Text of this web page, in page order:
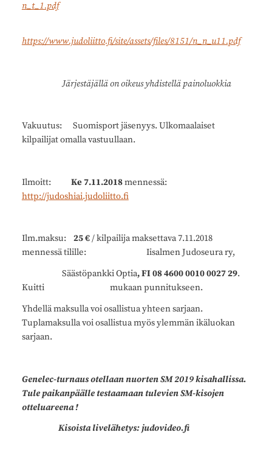
n_t_1.pdf
https://www.judoliitto.fi/site/assets/files/8151/n_n_u11.pdf
Järjestäjällä on oikeus yhdistellä painoluokkia
Vakuutus: Suomisport jäsenyys. Ulkomaalaiset
kilpailijat omalla vastuullaan.
Ilmoitt: Ke 7.11.2018mennessä:
http://judoshiai.judoliitto.fi
Ilm.maksu: 25 €/ kilpailija maksettava 7.11.2018
mennessä tilille: Iisalmen Judoseura ry,
Säästöpankki Optia, FI 08 4600 0010 0027 29.
Kuitti mukaan punnitukseen.
Yhdellä maksulla voi osallistua yhteen sarjaan.
Tuplamaksulla voi osallistua myös ylemmän ikäluokan
sarjaan.
Genelec-turnaus otellaan nuorten SM 2019 kisahallissa.
Tule paikanpäälle testaamaan tulevien SM-kisojen
otteluareena !
Kisoista livelähetys: judovideo.fi